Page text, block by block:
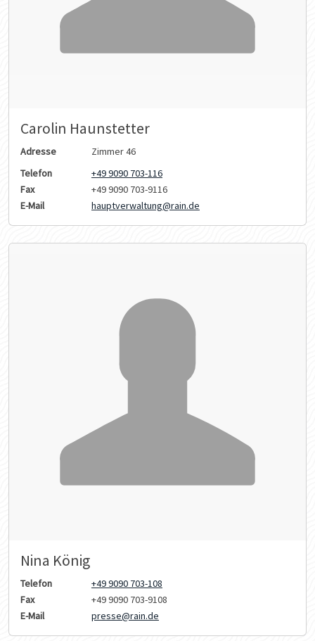
Carolin Haunstetter
Adresse
Zimmer 46
Telefon
+49 9090 703-116
Fax
+49 9090 703-9116
E-Mail
hauptverwaltung@rain.de
Nina König
Telefon
+49 9090 703-108
Fax
+49 9090 703-9108
E-Mail
presse@rain.de